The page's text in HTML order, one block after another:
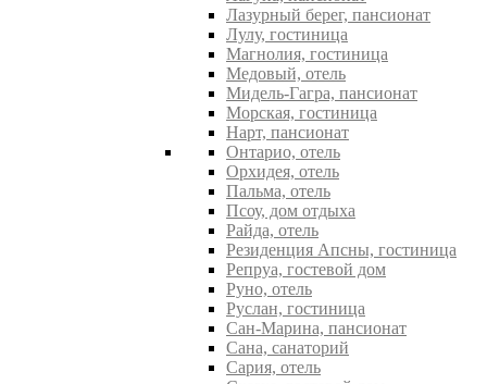
Лазурный берег, пансионат
Лулу, гостиница
Магнолия, гостиница
Медовый, отель
Мидель-Гагра, пансионат
Морская, гостиница
Нарт, пансионат
Онтарио, отель
Орхидея, отель
Пальма, отель
Псоу, дом отдыха
Райда, отель
Резиденция Апсны, гостиница
Репруа, гостевой дом
Руно, отель
Руслан, гостиница
Сан-Марина, пансионат
Сана, санаторий
Сария, отель